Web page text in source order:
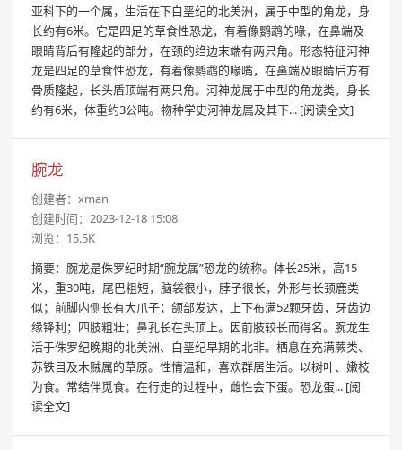
亚科下的一个属，生活在下白垩纪的北美洲，属于中型的角龙，身
长约有6米。它是四足的草食性恐龙，有着像鹦鹉的喙，在鼻端及
眼睛背后有隆起的部分，在颈的绉边末端有两只角。形态特征河神
龙是四足的草食性恐龙，有着像鹦鹉的喙嘴，在鼻端及眼睛后方有
骨质隆起，长头盾顶端有两只角。河神龙属于中型的角龙类，身长
约有6米，体重约3公吨。物种学史河神龙属及其下... [阅读全文]
腕龙
创建者： xman
创建时间：2023-12-18 15:08
浏览：15.5K
摘要：腕龙是侏罗纪时期“腕龙属”恐龙的统称。体长25米，高15
米，重30吨，尾巴粗短，脑袋很小，脖子很长，外形与长颈鹿类
似；前脚内侧长有大爪子；颌部发达，上下布满52颗牙齿，牙齿边
缘锋利；四肢粗壮；鼻孔长在头顶上。因前肢较长而得名。腕龙生
活于侏罗纪晚期的北美洲、白垩纪早期的北非。栖息在充满蕨类、
苏铁目及木贼属的草原。性情温和，喜欢群居生活。以树叶、嫩枝
为食。常结伴觅食。在行走的过程中，雌性会下蛋。恐龙蛋... [阅
读全文]